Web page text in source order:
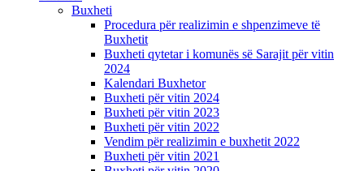
Buxheti
Procedura për realizimin e shpenzimeve të
Buxhetit
Buxheti qytetar i komunës së Sarajit për vitin
2024
Kalendari Buxhetor
Buxheti për vitin 2024
Buxheti për vitin 2023
Buxheti për vitin 2022
Vendim për realizimin e buxhetit 2022
Buxheti për vitin 2021